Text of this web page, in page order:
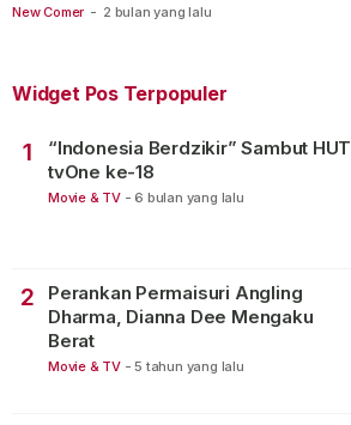
New Comer - 2 bulan yang lalu
Widget Pos Terpopuler
1
“Indonesia Berdzikir” Sambut HUT
tvOne ke-18
Movie & TV - 6 bulan yang lalu
2
Perankan Permaisuri Angling
Dharma, Dianna Dee Mengaku
Berat
Movie & TV - 5 tahun yang lalu